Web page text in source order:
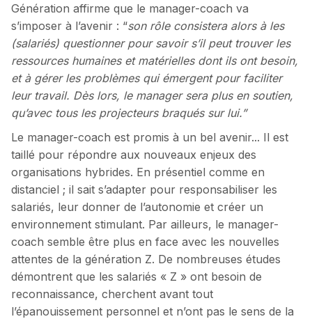
Génération affirme que le manager-coach va
s’imposer à l’avenir : “son rôle consistera alors à les
(salariés) questionner pour savoir s’il peut trouver les
ressources humaines et matérielles dont ils ont besoin,
et à gérer les problèmes qui émergent pour faciliter
leur travail. Dès lors, le manager sera plus en soutien,
qu’avec tous les projecteurs braqués sur lui.”
Le manager-coach est promis à un bel avenir... Il est
taillé pour répondre aux nouveaux enjeux des
organisations hybrides. En présentiel comme en
distanciel ; il sait s’adapter pour responsabiliser les
salariés, leur donner de l’autonomie et créer un
environnement stimulant. Par ailleurs, le manager-
coach semble être plus en face avec les nouvelles
attentes de la génération Z. De nombreuses études
démontrent que les salariés « Z » ont besoin de
reconnaissance, cherchent avant tout
l’épanouissement personnel et n’ont pas le sens de la